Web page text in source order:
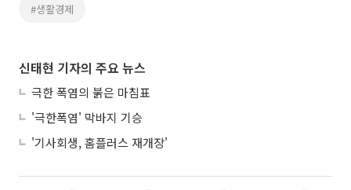
#생활경제
신태현 기자의 주요 뉴스
극한 폭염의 붉은 마침표
'극한폭염' 막바지 기승
'기사회생, 홈플러스 재개장'